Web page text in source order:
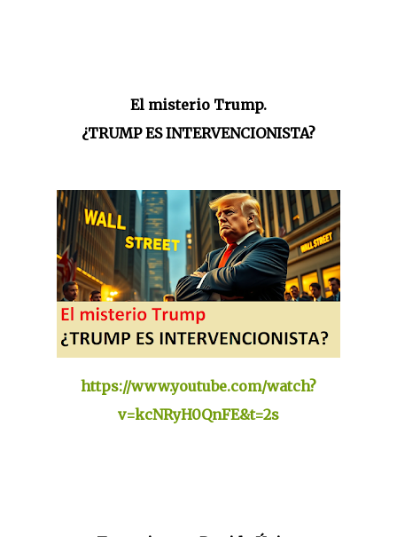
El misterio Trump.
¿TRUMP ES INTERVENCIONISTA?
https://www.youtube.com/watch?
v=kcNRyH0QnFE&t=2s